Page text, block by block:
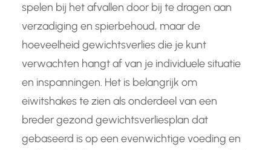
spelen bij het afvallen door bij te dragen aan
verzadiging en spierbehoud, maar de
hoeveelheid gewichtsverlies die je kunt
verwachten hangt af van je individuele situatie
en inspanningen. Het is belangrijk om
eiwitshakes te zien als onderdeel van een
breder gezond gewichtsverliesplan dat
gebaseerd is op een evenwichtige voeding en